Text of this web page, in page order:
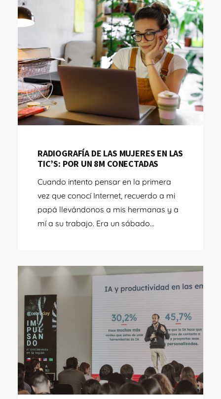
RADIOGRAFÍA DE LAS MUJERES EN LAS
TIC’S: POR UN 8M CONECTADAS
Cuando intento pensar en la primera
vez que conocí Internet, recuerdo a mi
papá llevándonos a mis hermanas y a
mí a su trabajo. Era un sábado...